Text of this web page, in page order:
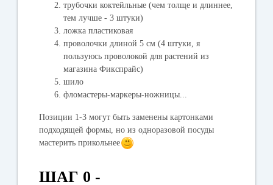
трубочки коктейльные (чем толще и длиннее,
тем лучше - 3 штуки)
ложка пластиковая
проволочки длиной 5 см (4 штуки, я
пользуюсь проволокой для растений из
магазина Фикспрайс)
шило
фломастеры-маркеры-ножницы...
Позиции 1-3 могут быть заменены картонками
подходящей формы, но из одноразовой посуды
мастерить прикольнее
ШАГ 0 -